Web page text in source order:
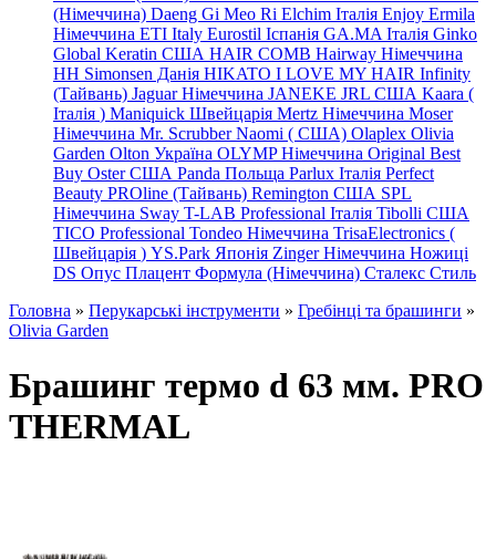
(Німеччина) Daeng Gi Meo Ri Elchim Італія Enjoy Ermila
Німеччина ETI Italy Eurostil Іспанія GA.MA Італія Ginko
Global Keratin США HAIR COMB Hairway Німеччина
HH Simonsen Данія HIKATO I LOVE MY HAIR Infinity
(Тайвань) Jaguar Німеччина JANEKE JRL США Kaara (
Італія ) Maniquick Швейцарія Mertz Німеччина Moser
Німеччина Mr. Scrubber Naomi ( США) Olaplex Olivia
Garden Olton Україна OLYMP Німеччина Original Best
Buy Oster США Panda Польща Parlux Італія Perfect
Beauty PROline (Тайвань) Remington США SPL
Німеччина Sway T-LAB Professional Італія Tibolli США
TICO Professional Tondeo Німеччина TrisaElectronics (
Швейцарія ) YS.Park Японія Zinger Німеччина Ножиці
DS Опус Плацент Формула (Німеччина) Сталекс Стиль
Головна » Перукарські інструменти » Гребінці та брашинги »
Olivia Garden
Брашинг термо d 63 мм. PRO
TНERMAL